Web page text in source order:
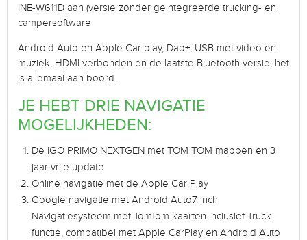
INE-W611D aan (versie zonder geïntegreerde trucking- en
campersoftware
Android Auto en Apple Car play, Dab+, USB met video en
muziek, HDMI verbonden en de laatste Bluetooth versie; het
is allemaal aan boord.
JE HEBT DRIE NAVIGATIE
MOGELIJKHEDEN:
De IGO PRIMO NEXTGEN met TOM TOM mappen en 3
jaar vrije update
Online navigatie met de Apple Car Play
Google navigatie met Android Auto7 inch
Navigatiesysteem met TomTom kaarten inclusief Truck-
functie, compatibel met Apple CarPlay en Android Auto